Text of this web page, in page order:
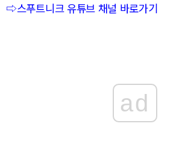
⇨스푸트니크 유튜브 채널 바로가기
ad